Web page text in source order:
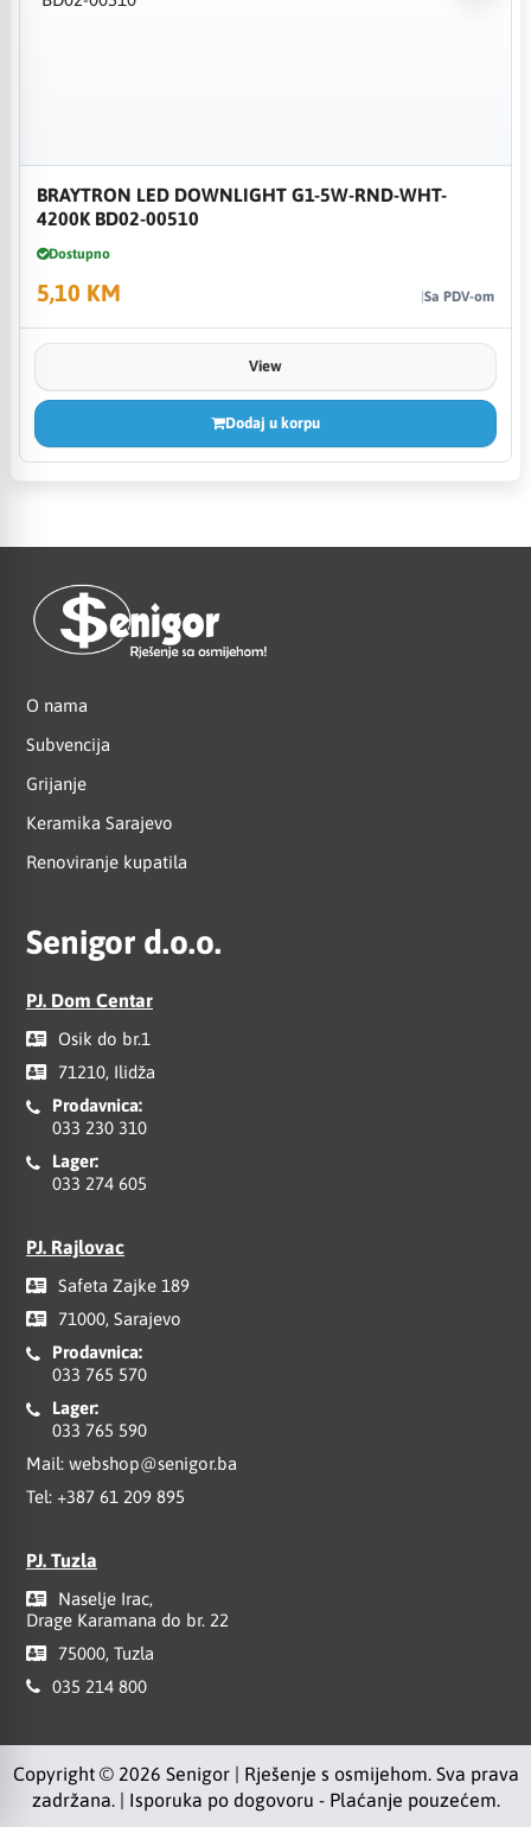
BRAYTRON LED DOWNLIGHT G1-5W-RND-WHT-
4200K BD02-00510
Dostupno
5,10 KM Sa PDV-om
View
Dodaj u korpu
O nama
Subvencija
Grijanje
Keramika Sarajevo
Renoviranje kupatila
Senigor d.o.o.
PJ. Dom Centar
Osik do br.1
71210, Ilidža
Prodavnica:
033 230 310
Lager:
033 274 605
PJ. Rajlovac
Safeta Zajke 189
71000, Sarajevo
Prodavnica:
033 765 570
Lager:
033 765 590
Mail: webshop@senigor.ba
Tel: +387 61 209 895
PJ. Tuzla
Naselje Irac,
Drage Karamana do br. 22
75000, Tuzla
035 214 800
Copyright © 2026 Senigor | Rješenje s osmijehom. Sva prava
zadržana. | Isporuka po dogovoru - Plaćanje pouzećem.